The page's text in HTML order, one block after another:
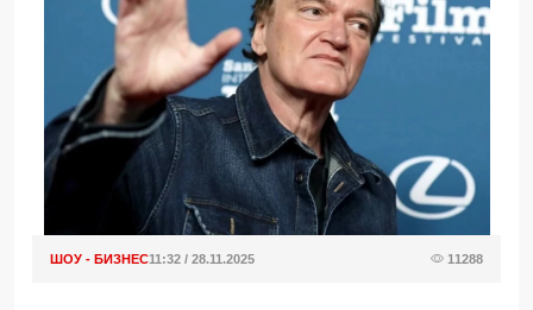
ШОУ - БИЗНЕС11:32 / 28.11.2025 11288